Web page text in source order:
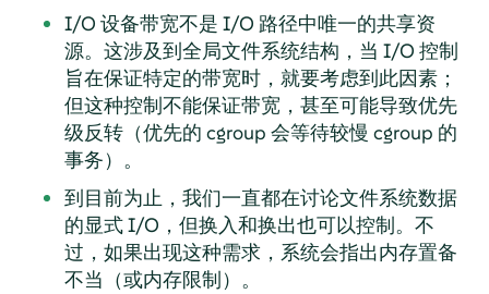
I/O 设备带宽不是 I/O 路径中唯一的共享资
源。这涉及到全局文件系统结构，当 I/O 控制
旨在保证特定的带宽时，就要考虑到此因素；
但这种控制不能保证带宽，甚至可能导致优先
级反转（优先的 cgroup 会等待较慢 cgroup 的
事务）。
到目前为止，我们一直都在讨论文件系统数据
的显式 I/O，但换入和换出也可以控制。不
过，如果出现这种需求，系统会指出内存置备
不当（或内存限制）。